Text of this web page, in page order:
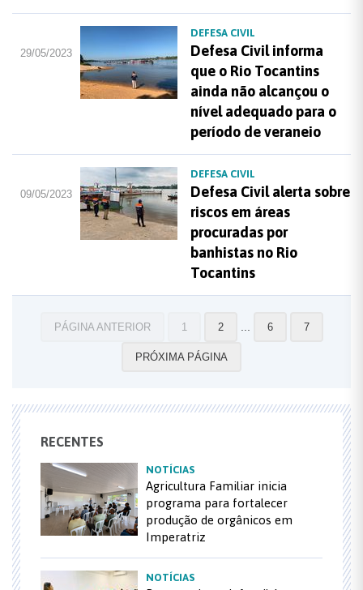
29/05/2023
DEFESA CIVIL
Defesa Civil informa
que o Rio Tocantins
ainda não alcançou o
nível adequado para o
período de veraneio
09/05/2023
DEFESA CIVIL
Defesa Civil alerta sobre
riscos em áreas
procuradas por
banhistas no Rio
Tocantins
PÁGINA ANTERIOR 1 2 6 7
PRÓXIMA PÁGINA
RECENTES
NOTÍCIAS
Agricultura Familiar inicia
programa para fortalecer
produção de orgânicos em
Imperatriz
NOTÍCIAS